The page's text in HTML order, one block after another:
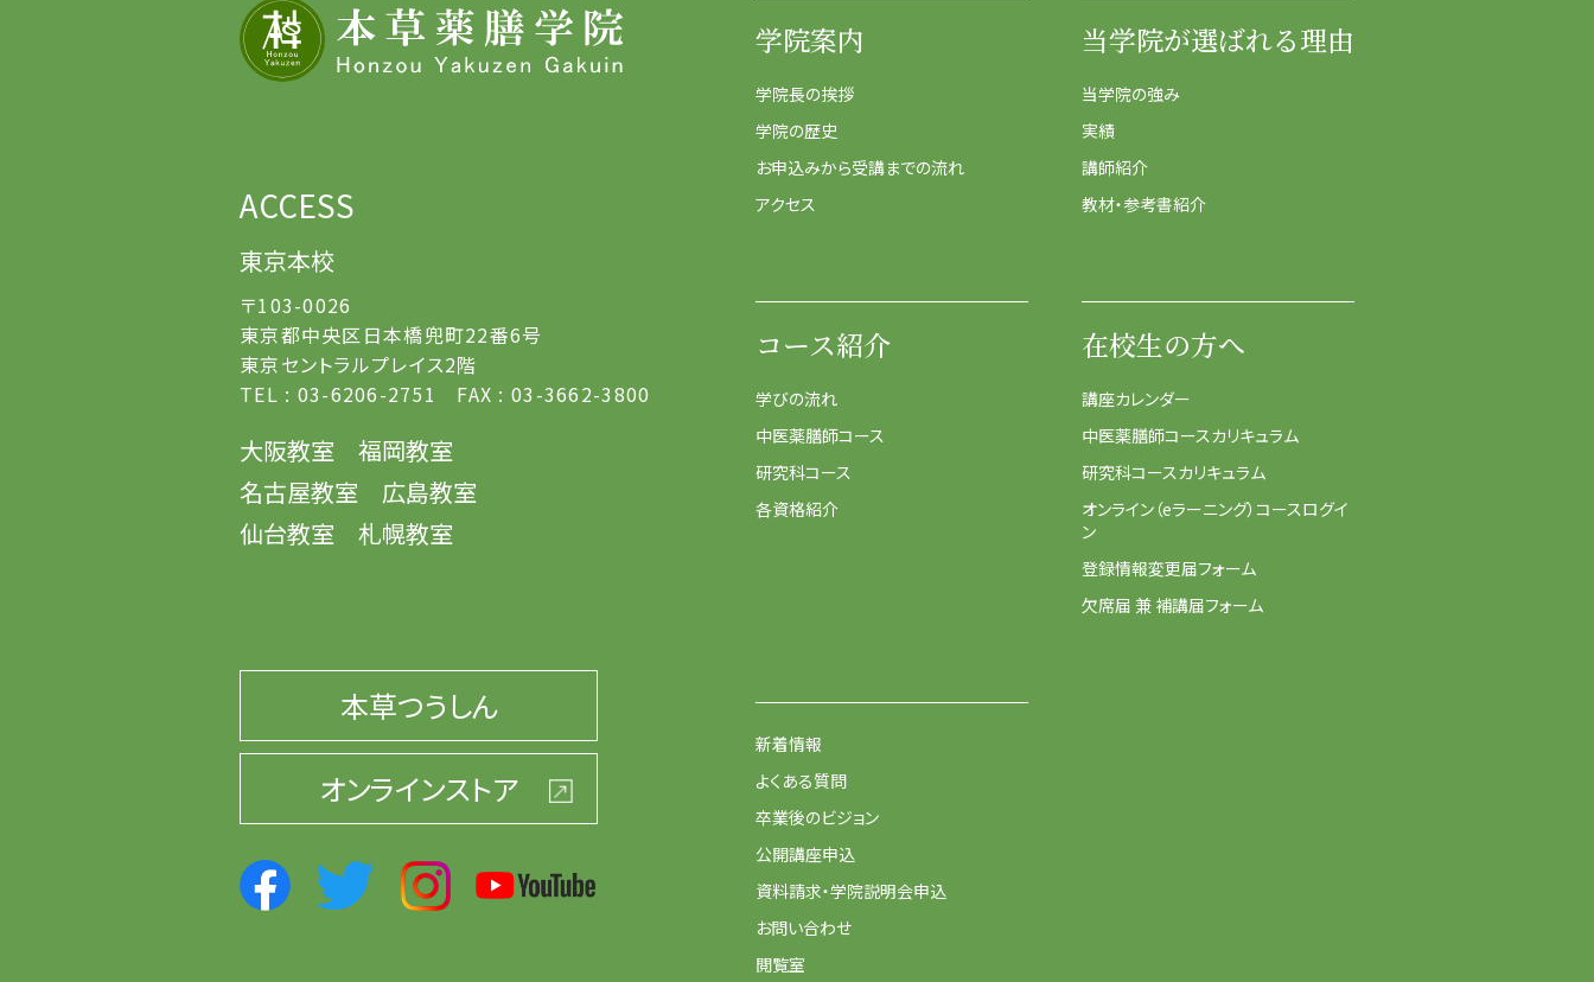
ACCESS
東京本校
〒103-0026
東京都中央区日本橋兜町22番6号
東京セントラルプレイス2階
TEL : 03-6206-2751 FAX : 03-3662-3800
大阪教室
福岡教室
名古屋教室
広島教室
仙台教室
札幌教室
本草つうしん
オンラインストア
学院案内
学院長の挨拶
学院の歴史
お申込みから受講までの流れ
アクセス
当学院が選ばれる理由
当学院の強み
実績
講師紹介
教材・参考書紹介
コース紹介
学びの流れ
中医薬膳師コース
研究科コース
各資格紹介
在校生の方へ
講座カレンダー
中医薬膳師コースカリキュラム
研究科コースカリキュラム
オンライン（eラーニング）コースログイ
ン
登録情報変更届フォーム
欠席届 兼 補講届フォーム
新着情報
よくある質問
卒業後のビジョン
公開講座申込
資料請求・学院説明会申込
お問い合わせ
閲覧室